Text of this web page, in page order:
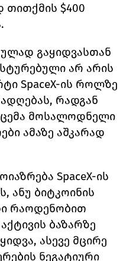
თითქმის $400
გაყიდვასთან
არ არის
SpaceX-ის როლზე
რადგან
მოსალოდნელი
ამაზე აშკარად
SpaceX-ის
ანუ ბიტკოინის
რაოდენობით
ბაზარზე
ასევე მცირე
ნეგატიური